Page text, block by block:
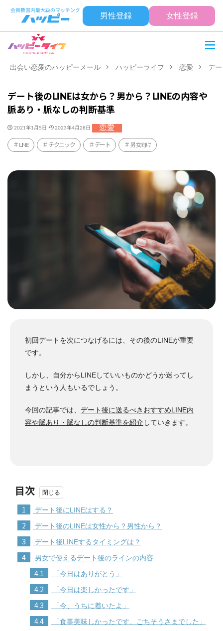
男性登録 女性登録
出会い恋愛のハッピーメール ハッピーライフ 恋愛 デ
デート後のLINEは女から？男から？LINEの内容や
脈あり・脈なしの判断基準
2021年1月5日 2023年4月28日 恋愛
LINE テクニック デート 男女向け
初回デートを次につなげるには、その後のLINEが重要
です。
しかし、自分からLINEしていいものかどうか迷ってし
まうという人もいるでしょう。
今回の記事では、 デート後に送るべきおすすめLINE内
容や脈あり・脈なしの判断基準を紹介 していきます。
目次
1 デート後にLINEはする？
2 デート後のLINEは女性から？男性から？
3 デート後LINEするタイミングは？
4 男女で使えるデート後のラインの内容
4.1 「今日はありがとう」
4.2 「今日は楽しかったです」
4.3 「今、うちに着いたよ」
4.4 「食事美味しかったです、ごちそうさまでした」